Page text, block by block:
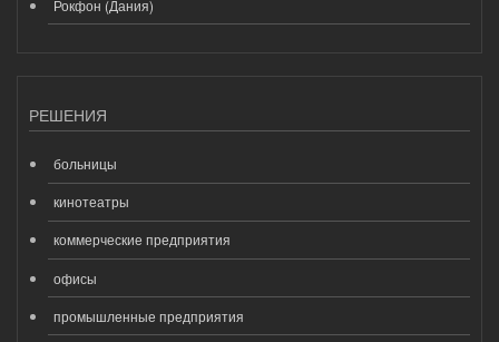
Рокфон (Дания)
РЕШЕНИЯ
больницы
кинотеатры
коммерческие предприятия
офисы
промышленные предприятия